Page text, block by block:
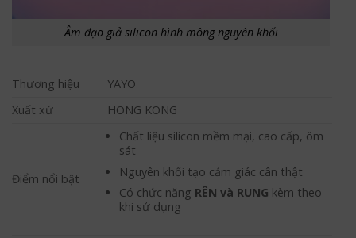
Âm đạo giả silicon hình mông nguyên khối
Thương hiệu
YAYO
Xuất xứ
HONG KONG
Điểm nổi bật
Chất liệu silicon mềm mại, cao cấp, ôm
sát
Nguyên khối tạo cảm giác cân thật
Có chức năng RÊN và RUNG kèm theo
khi sử dụng